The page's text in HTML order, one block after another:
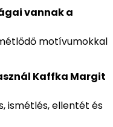
vannak a
motívumokkal
Kaffka Margit
ismétlés, ellentét és